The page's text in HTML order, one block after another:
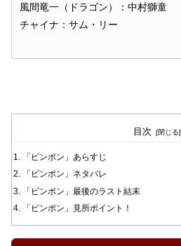
風間竜一（ドラゴン）：中村獅童
チャイナ：サム・リー
目次
「ピンポン」あらすじ
「ピンポン」ネタバレ
「ピンポン」最後のラスト結末
「ピンポン」見所ポイント！